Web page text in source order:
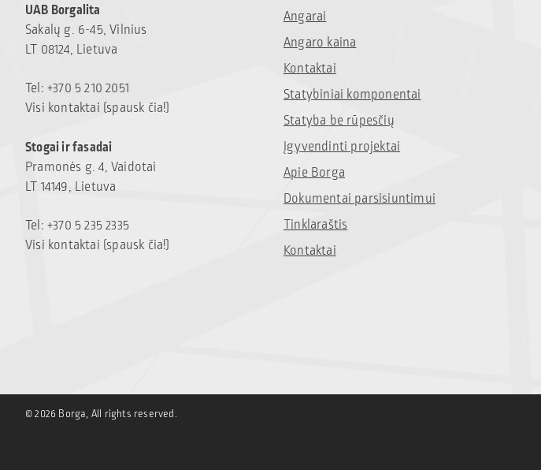
UAB Borgalita
Sakalų g. 6-45, Vilnius
LT 08124, Lietuva
Tel: +370 5 210 2051
Visi kontaktai (spausk čia!)
Stogai ir fasadai
Pramonės g. 4, Vaidotai
LT 14149, Lietuva
Tel: +370 5 235 2335
Visi kontaktai (spausk čia!)
Angarai
Angaro kaina
Kontaktai
Statybiniai komponentai
Statyba be rūpesčių
Įgyvendinti projektai
Apie Borga
Dokumentai parsisiuntimui
Tinklaraštis
Kontaktai
© 2026 Borga, All rights reserved.